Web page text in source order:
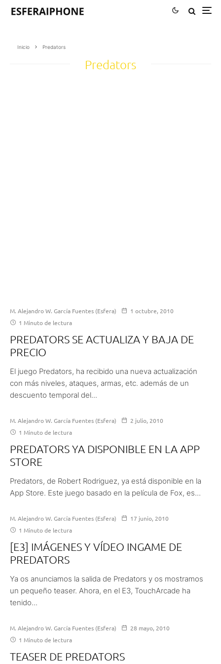
Inicio Predators
Predators
M. Alejandro W. García Fuentes (Esfera)
1 octubre, 2010
1 Minuto de lectura
PREDATORS SE ACTUALIZA Y BAJA DE
PRECIO
El juego Predators, ha recibido una nueva actualización
con más niveles, ataques, armas, etc. además de un
descuento temporal del...
M. Alejandro W. García Fuentes (Esfera)
2 julio, 2010
1 Minuto de lectura
PREDATORS YA DISPONIBLE EN LA APP
STORE
Predators, de Robert Rodriguez, ya está disponible en la
App Store. Este juego basado en la película de Fox, es...
M. Alejandro W. García Fuentes (Esfera)
17 junio, 2010
1 Minuto de lectura
[E3] IMÁGENES Y VÍDEO INGAME DE
PREDATORS
Ya os anunciamos la salida de Predators y os mostramos
un pequeño teaser. Ahora, en el E3, TouchArcade ha
tenido...
M. Alejandro W. García Fuentes (Esfera)
28 mayo, 2010
1 Minuto de lectura
TEASER DE PREDATORS